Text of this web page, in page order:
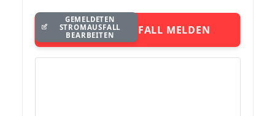
STROMAUSFALL MELDEN
GEMELDETEN
STROMAUSFALL
BEARBEITEN